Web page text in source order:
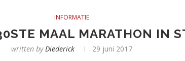
INFORMATIE
MAAL MARATHON IN
written byDiederick 29 juni 2017